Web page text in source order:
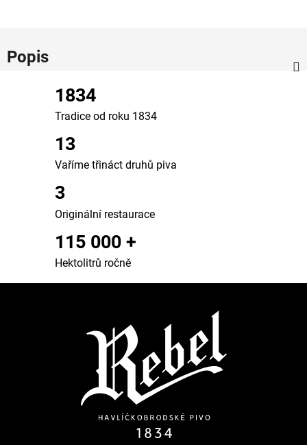
Popis
1834
Tradice od roku 1834
13
Vaříme třináct druhů piva
3
Originální restaurace
115 000 +
Hektolitrů ročně